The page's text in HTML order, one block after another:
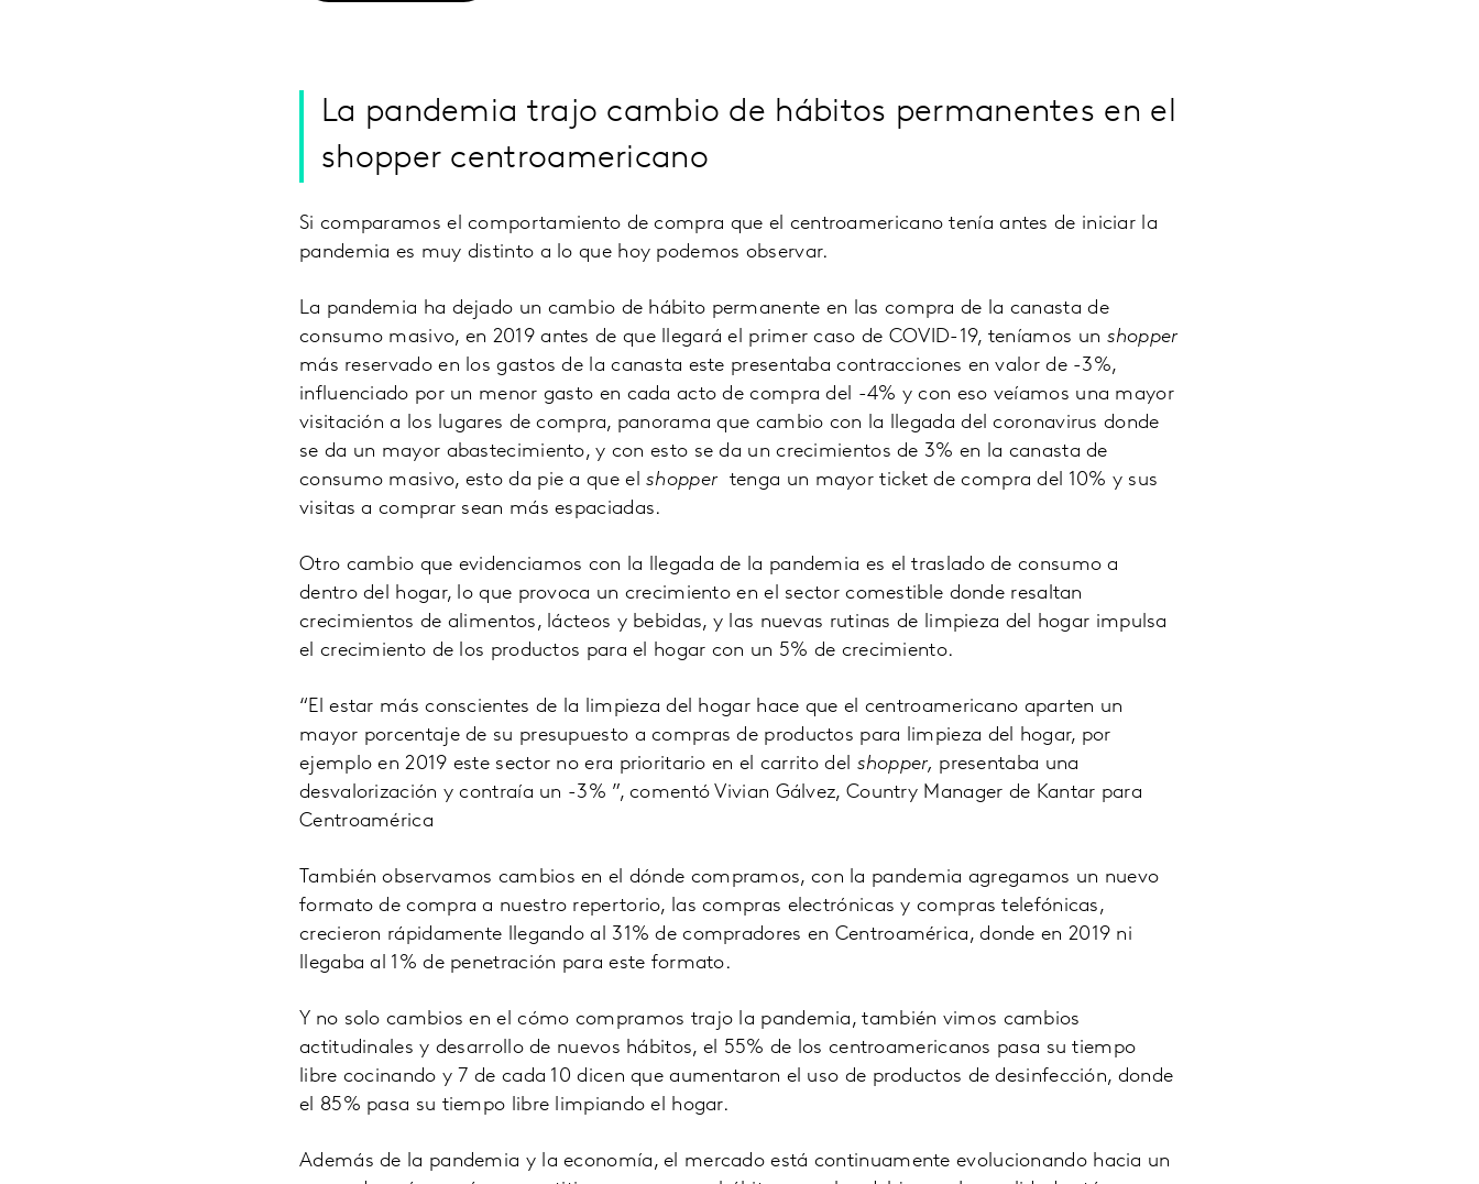
La pandemia trajo cambio de hábitos permanentes en el
shopper centroamericano
Si comparamos el comportamiento de compra que el centroamericano tenía antes de iniciar la
pandemia es muy distinto a lo que hoy podemos observar.
La pandemia ha dejado un cambio de hábito permanente en las compra de la canasta de
consumo masivo, en 2019 antes de que llegará el primer caso de COVID-19, teníamos un shopper
más reservado en los gastos de la canasta este presentaba contracciones en valor de -3%,
influenciado por un menor gasto en cada acto de compra del -4% y con eso veíamos una mayor
visitación a los lugares de compra, panorama que cambio con la llegada del coronavirus donde
se da un mayor abastecimiento, y con esto se da un crecimientos de 3% en la canasta de
consumo masivo, esto da pie a que elshopper tenga un mayor ticket de compra del 10% y sus
visitas a comprar sean más espaciadas.
Otro cambio que evidenciamos con la llegada de la pandemia es el traslado de consumo a
dentro del hogar, lo que provoca un crecimiento en el sector comestible donde resaltan
crecimientos de alimentos, lácteos y bebidas, y las nuevas rutinas de limpieza del hogar impulsa
el crecimiento de los productos para el hogar con un 5% de crecimiento.
“El estar más conscientes de la limpieza del hogar hace que el centroamericano aparten un
mayor porcentaje de su presupuesto a compras de productos para limpieza del hogar, por
ejemplo en 2019 este sector no era prioritario en el carrito del shopper, presentaba una
desvalorización y contraía un -3% ”, comentó Vivian Gálvez, Country Manager de Kantar para
Centroamérica
También observamos cambios en el dónde compramos, con la pandemia agregamos un nuevo
formato de compra a nuestro repertorio, las compras electrónicas y compras telefónicas,
crecieron rápidamente llegando al 31% de compradores en Centroamérica, donde en 2019 ni
llegaba al 1% de penetración para este formato.
Y no solo cambios en el cómo compramos trajo la pandemia, también vimos cambios
actitudinales y desarrollo de nuevos hábitos, el 55% de los centroamericanos pasa su tiempo
libre cocinando y 7 de cada 10 dicen que aumentaron el uso de productos de desinfección, donde
el 85% pasa su tiempo libre limpiando el hogar.
Además de la pandemia y la economía, el mercado está continuamente evolucionando hacia un